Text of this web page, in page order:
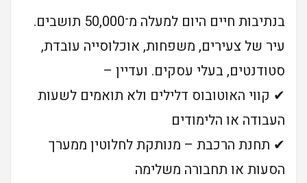
בנתיבות חיים היום למעלה מ־50,000 תושבים.
עיר של צעירים, משפחות, אוכלוסייה עובדת,
סטודנטים, בעלי עסקים. ועדיין –
✔ קווי האוטובוס דלילים ולא תואמים לשעות
העבודה או הלימודים
✔ תחנת הרכבת – מנותקת לחלוטין ממערך
הסעות או תחבורה משלימה